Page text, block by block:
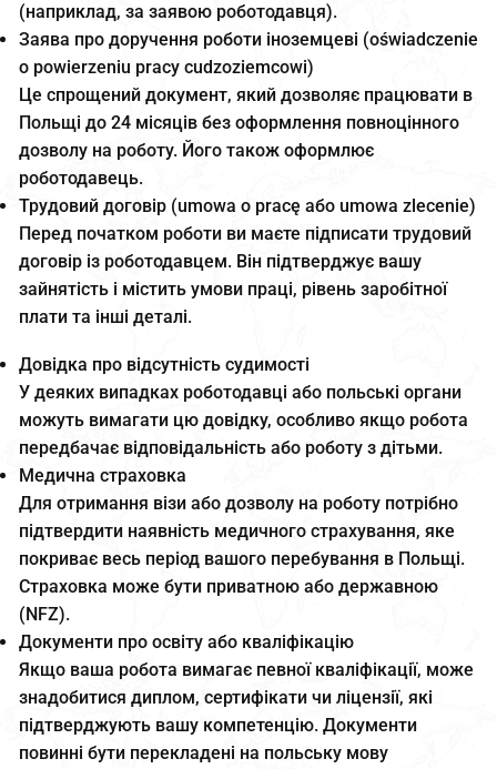
(наприклад, за заявою роботодавця).
Заява про доручення роботи іноземцеві (oświadczenie
o powierzeniu pracy cudzoziemcowi)
Це спрощений документ, який дозволяє працювати в
Польщі до 24 місяців без оформлення повноцінного
дозволу на роботу. Його також оформлює
роботодавець.
Трудовий договір (umowa o pracę або umowa zlecenie)
Перед початком роботи ви маєте підписати трудовий
договір із роботодавцем. Він підтверджує вашу
зайнятість і містить умови праці, рівень заробітної
плати та інші деталі.
Довідка про відсутність судимості
У деяких випадках роботодавці або польські органи
можуть вимагати цю довідку, особливо якщо робота
передбачає відповідальність або роботу з дітьми.
Медична страховка
Для отримання візи або дозволу на роботу потрібно
підтвердити наявність медичного страхування, яке
покриває весь період вашого перебування в Польщі.
Страховка може бути приватною або державною
(NFZ).
Документи про освіту або кваліфікацію
Якщо ваша робота вимагає певної кваліфікації, може
знадобитися диплом, сертифікати чи ліцензії, які
підтверджують вашу компетенцію. Документи
повинні бути перекладені на польську мову